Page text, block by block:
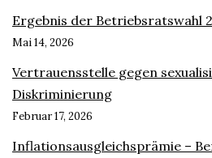
Ergebnis der Betriebsratswahl
Mai 14, 2026
Vertrauensstelle gegen
Diskriminierung
Februar 17, 2026
Inflationsausgleichsprämie –